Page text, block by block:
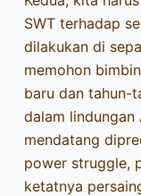
SWT terhadap
dilakukan di
memohon
baru dan tahun-
dalam lindungan
mendatang
power struggle,
ketatnya